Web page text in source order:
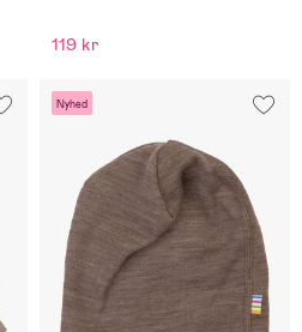
119 kr
Nyhed